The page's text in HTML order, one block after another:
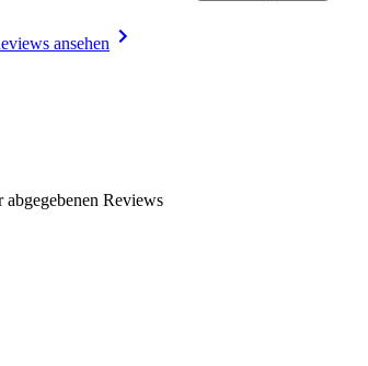
ansehen
abgegebenen Reviews